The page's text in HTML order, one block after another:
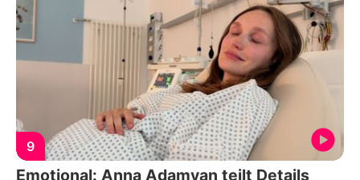
9
Emotional: Anna Adamyan teilt Details